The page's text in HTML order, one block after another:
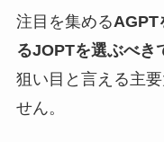
注目を集めるAGPT
るJOPTを選ぶべき
狙い目と言える主
せん。